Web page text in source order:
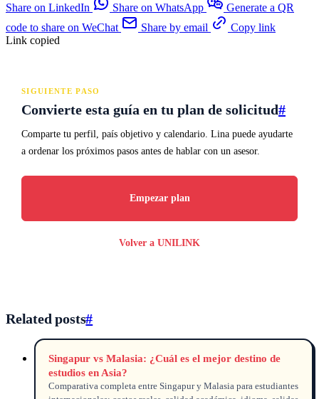
Share on LinkedIn
Share on WhatsApp
Generate a QR
code to share on WeChat
Share by email
Copy link
Link copied
SIGUIENTE PASO
Convierte esta guía en tu plan de solicitud#
Comparte tu perfil, país objetivo y calendario. Lina puede ayudarte
a ordenar los próximos pasos antes de hablar con un asesor.
Empezar plan
Volver a UNILINK
Related posts#
Singapur vs Malasia: ¿Cuál es el mejor destino de
estudios en Asia?
Comparativa completa entre Singapur y Malasia para estudiantes